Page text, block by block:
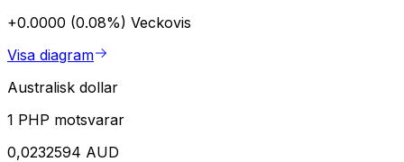
+0.0000 (0.08%) Veckovis
Visa diagram
Australisk dollar
1 PHP motsvarar
0,0232594 AUD